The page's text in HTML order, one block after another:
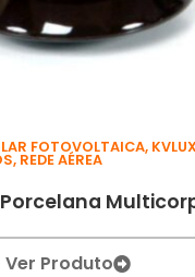
FOTOVOLTAICA,
, REDE AÉREA
Ver Produto